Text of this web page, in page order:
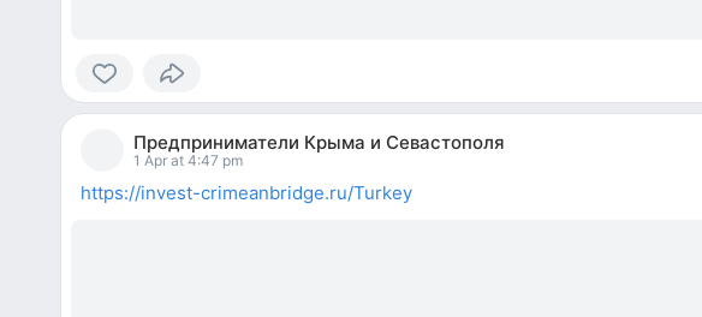
0
Предприниматели Крыма и Севастополя
1 Apr at 4:47 pm
https://invest-crimeanbridge.ru/Turkey